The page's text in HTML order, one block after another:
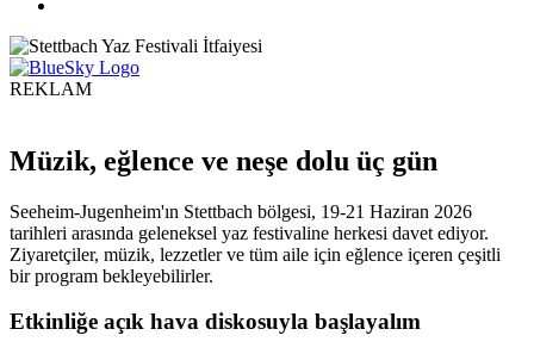
REKLAM
Müzik, eğlence ve neşe dolu üç gün
Seeheim-Jugenheim'ın Stettbach bölgesi, 19-21 Haziran 2026
tarihleri ​​arasında geleneksel yaz festivaline herkesi davet ediyor.
Ziyaretçiler, müzik, lezzetler ve tüm aile için eğlence içeren çeşitli
bir program bekleyebilirler.
Etkinliğe açık hava diskosuyla başlayalım